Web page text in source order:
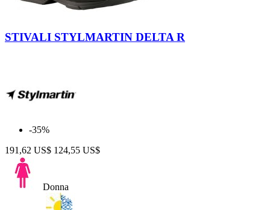
STIVALI STYLMARTIN DELTA R
-35%
191,62 US$ 124,55 US$
Donna